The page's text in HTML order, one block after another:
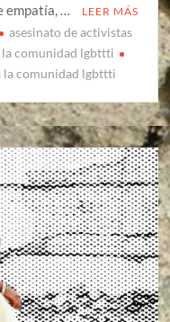
empatía, …
LEER MÁS
asesinato de activistas
la comunidad lgbttti
comunidad lgbttti